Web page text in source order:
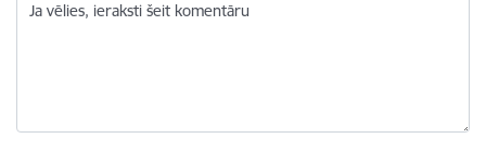
Ja vēlies, ieraksti šeit komentāru